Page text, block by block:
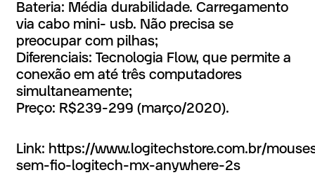
Bateria: Média durabilidade. Carregamento
via cabo mini- usb. Não precisa se
preocupar com pilhas;
Diferenciais: Tecnologia Flow, que permite a
conexão em até três computadores
simultaneamente;
Preço: R$239-299 (março/2020).
Link: https://www.logitechstore.com.br/
sem-fio-logitech-mx-anywhere-2s